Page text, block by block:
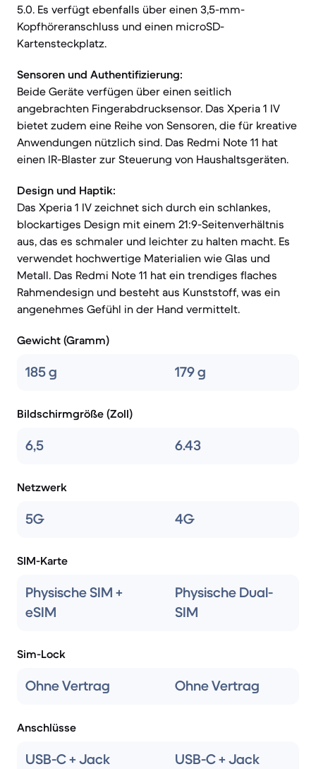
5.0. Es verfügt ebenfalls über einen 3,5-mm-
Kopfhöreranschluss und einen microSD-
Kartensteckplatz.
Sensoren und Authentifizierung:
Beide Geräte verfügen über einen seitlich
angebrachten Fingerabdrucksensor. Das Xperia 1 IV
bietet zudem eine Reihe von Sensoren, die für kreative
Anwendungen nützlich sind. Das Redmi Note 11 hat
einen IR-Blaster zur Steuerung von Haushaltsgeräten.
Design und Haptik:
Das Xperia 1 IV zeichnet sich durch ein schlankes,
blockartiges Design mit einem 21:9-Seitenverhältnis
aus, das es schmaler und leichter zu halten macht. Es
verwendet hochwertige Materialien wie Glas und
Metall. Das Redmi Note 11 hat ein trendiges flaches
Rahmendesign und besteht aus Kunststoff, was ein
angenehmes Gefühl in der Hand vermittelt.
Gewicht (Gramm)
185 g 179 g
Bildschirmgröße (Zoll)
6,5 6.43
Netzwerk
5G 4G
SIM-Karte
Physische SIM +
eSIM
Physische Dual-
SIM
Sim-Lock
Ohne Vertrag Ohne Vertrag
Anschlüsse
USB-C + Jack USB-C + Jack